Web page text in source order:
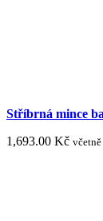
Stříbrná mince
1,693.00 Kč